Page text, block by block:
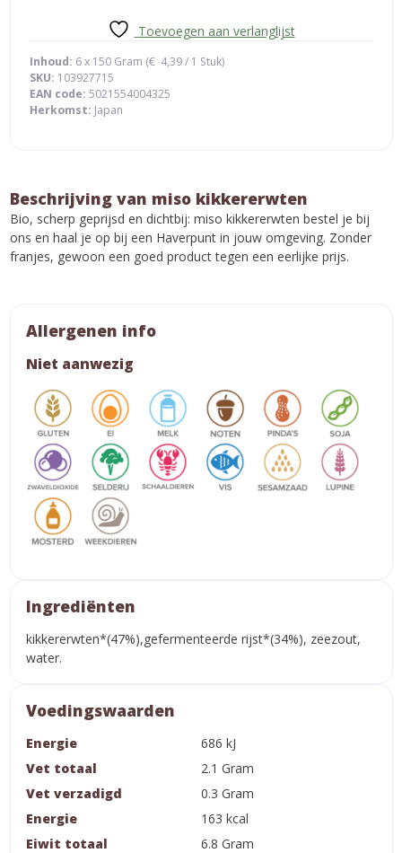
Toevoegen aan verlanglijst
Inhoud: 6 x 150 Gram (€ 4,39/ 1 Stuk)
SKU: 103927715
EAN code: 5021554004325
Herkomst: Japan
Beschrijving van miso kikkererwten
Bio, scherp geprijsd en dichtbij: miso kikkererwten bestel je bij
ons en haal je op bij een Haverpunt in jouw omgeving. Zonder
franjes, gewoon een goed product tegen een eerlijke prijs.
Allergenen info
Niet aanwezig
Ingrediënten
kikkererwten*(47%),gefermenteerde rijst*(34%), zeezout,
water.
Voedingswaarden
Energie
686 kJ
Vet totaal
2.1 Gram
Vet verzadigd
0.3 Gram
Energie
163 kcal
Eiwit totaal
6.8 Gram